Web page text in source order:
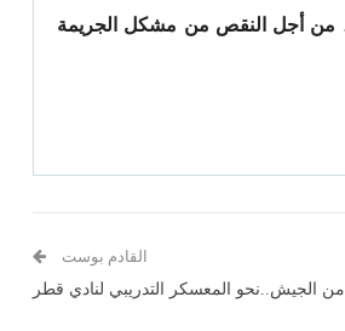
من أجل النقص من مشكل الجريمة
القادم بوست
الجيش..نحو المعسكر التدريبي لنادي قطر